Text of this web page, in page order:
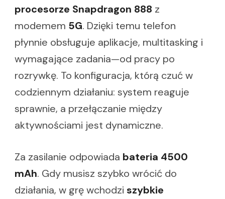
procesorze Snapdragon 888 z
modemem 5G. Dzięki temu telefon
płynnie obsługuje aplikacje, multitasking i
wymagające zadania—od pracy po
rozrywkę. To konfiguracja, którą czuć w
codziennym działaniu: system reaguje
sprawnie, a przełączanie między
aktywnościami jest dynamiczne.
Za zasilanie odpowiada bateria 4500
mAh. Gdy musisz szybko wrócić do
działania, w grę wchodzi szybkie